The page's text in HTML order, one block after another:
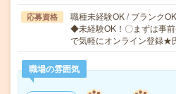
応募資格
職種未経験OK / ブランク
◆未経験OK！〇まずは事
で気軽にオンライン登録★
職場の雰囲気